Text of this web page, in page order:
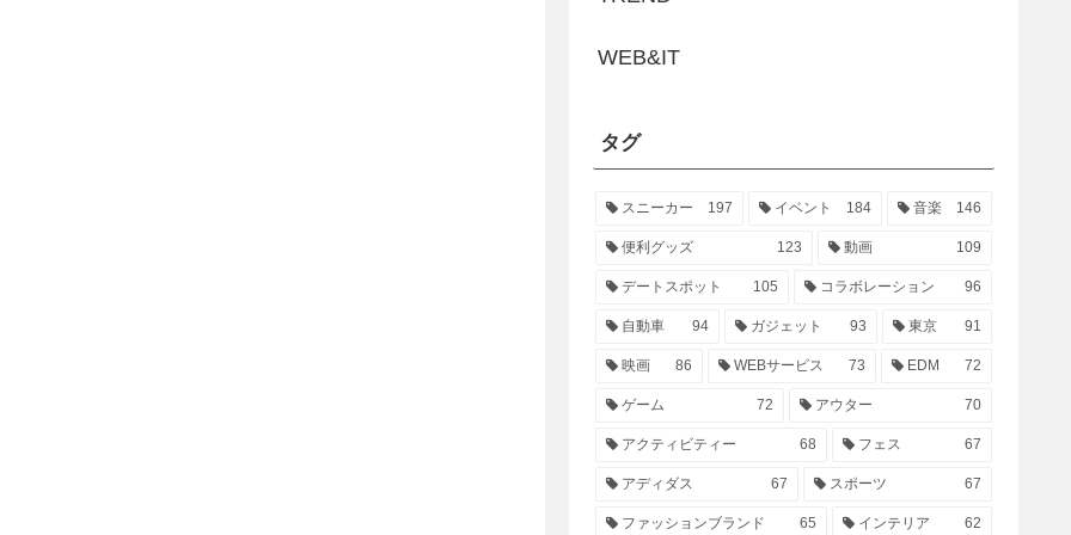
WEB&IT
タグ
スニーカー 197 イベント 184 音楽 146
便利グッズ 123 動画 109
デートスポット 105 コラボレーション 96
自動車 94 ガジェット 93 東京 91
映画 86 WEBサービス 73 EDM 72
ゲーム 72 アウター 70
アクティビティー 68 フェス 67
アディダス 67 スポーツ 67
ファッションブランド 65 インテリア 62